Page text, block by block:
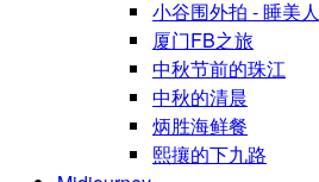
小谷围外拍 - 睡美人
厦门FB之旅
中秋节前的珠江
中秋的清晨
炳胜海鲜餐
熙攘的下九路